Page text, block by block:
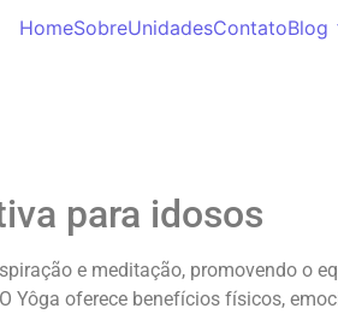
HomeSobreUnidadesContatoBlog
para idosos
e meditação, promovendo o
oferece benefícios físicos,